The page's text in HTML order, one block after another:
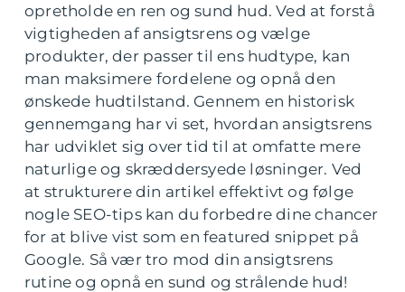
opretholde en ren og sund hud. Ved at forstå
vigtigheden af ansigtsrens og vælge
produkter, der passer til ens hudtype, kan
man maksimere fordelene og opnå den
ønskede hudtilstand. Gennem en historisk
gennemgang har vi set, hvordan ansigtsrens
har udviklet sig over tid til at omfatte mere
naturlige og skræddersyede løsninger. Ved
at strukturere din artikel effektivt og følge
nogle SEO-tips kan du forbedre dine chancer
for at blive vist som en featured snippet på
Google. Så vær tro mod din ansigtsrens
rutine og opnå en sund og strålende hud!